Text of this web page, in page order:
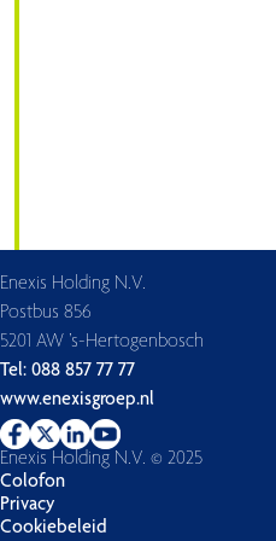
Enexis Holding N.V.
Postbus 856
5201 AW ’s-Hertogenbosch
Tel: 088 857 77 77
www.enexisgroep.nl
Enexis Holding N.V. © 2025
Colofon
Privacy
Cookiebeleid